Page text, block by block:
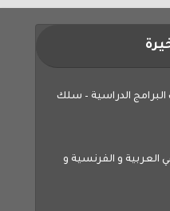
الدراسية – سلك
العربية و الفرنسية و